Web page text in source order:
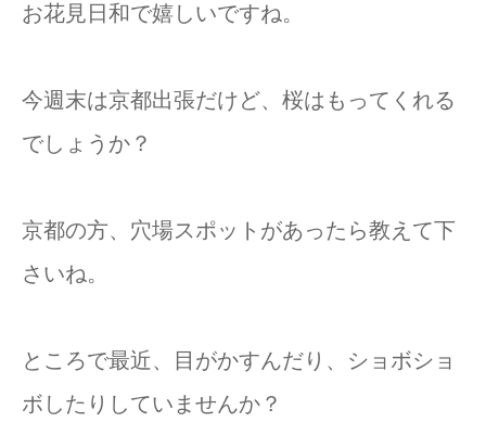
お花見日和で嬉しいですね。
今週末は京都出張だけど、桜はもってくれる
でしょうか？
京都の方、穴場スポットがあったら教えて下
さいね。
ところで最近、目がかすんだり、ショボショ
ボしたりしていませんか？